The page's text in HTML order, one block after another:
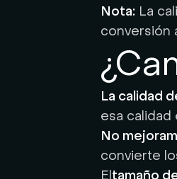
Nota: La
conversión
La calidad
esa calidad
No
convierte
El tamaño